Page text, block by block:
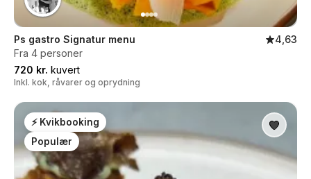
Ps gastro Signatur menu
4,63
Fra 4 personer
720 kr. kuvert
Inkl. kok, råvarer og oprydning
⚡ Kvikbooking
Populær